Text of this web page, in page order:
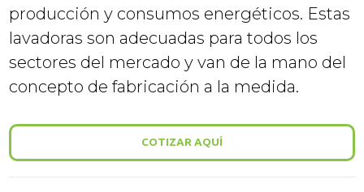
producción y consumos energéticos. Estas
lavadoras son adecuadas para todos los
sectores del mercado y van de la mano del
concepto de fabricación a la medida.
COTIZAR AQUÍ